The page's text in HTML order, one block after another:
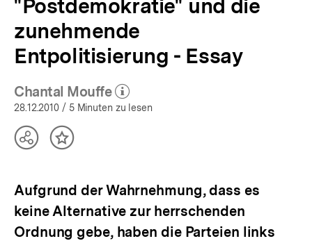
"Postdemokratie" und die
zunehmende
Entpolitisierung - Essay
Chantal Mouffe
(Mehr zum Autor)
öffnen
28.12.2010 / 5 Minuten zu lesen
TeilenInhalt
Aufgrund der Wahrnehmung, dass es
keine Alternative zur herrschenden
Ordnung gebe, haben die Parteien links